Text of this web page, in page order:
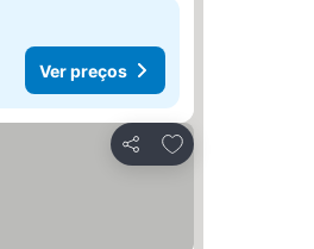
Ver preços
Partilhar
Adicionar aos